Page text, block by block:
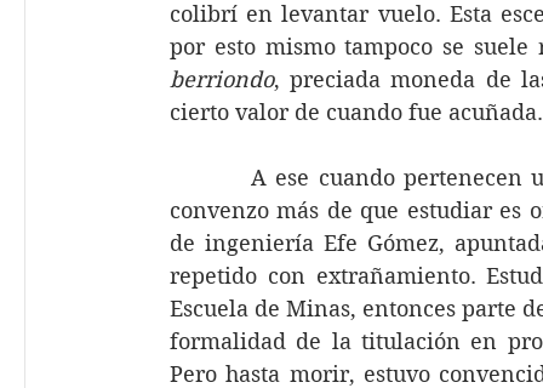
colibrí en levantar vuelo. Esta
por esto mismo tampoco se
berriondo, preciada moneda de
cierto valor de cuando fue acuñada.
A ese cuando pertenecen
convenzo más de que estudiar es
de ingeniería Efe Gómez,
repetido con extrañamiento.
Escuela de Minas, entonces parte
formalidad de la titulación en
Pero hasta morir, estuvo